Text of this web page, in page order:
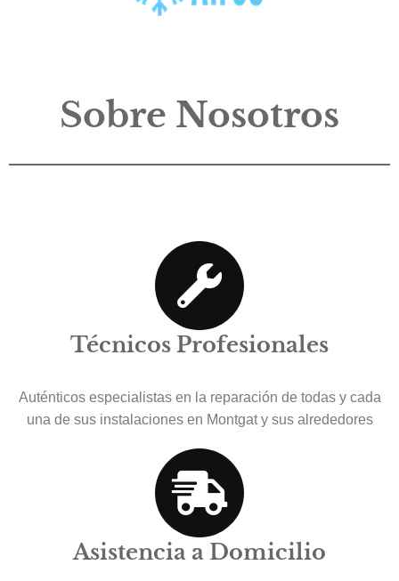
Sobre Nosotros
Técnicos Profesionales
Auténticos especialistas en la reparación de todas y cada
una de sus instalaciones en Montgat y sus alrededores
Asistencia a Domicilio